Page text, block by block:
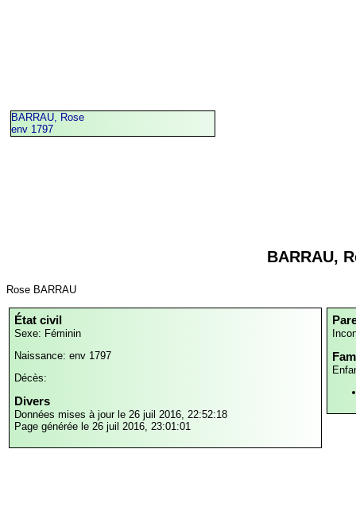
BARRAU, Rose
env 1797
BARRAU,
Rose BARRAU
État civil
Sexe: Féminin
Naissance: env 1797
Décès:
Divers
Données mises à jour le 26 juil 2016, 22:52:18
Page générée le 26 juil 2016, 23:01:01